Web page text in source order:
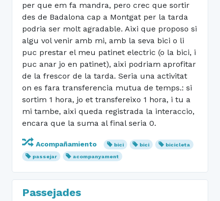
per que em fa mandra, pero crec que sortir
des de Badalona cap a Montgat per la tarda
podria ser molt agradable. Aixi que proposo si
algu vol venir amb mi, amb la seva bici o li
puc prestar el meu patinet electric (o la bici, i
puc anar jo en patinet), aixi podriam aprofitar
de la frescor de la tarda. Seria una activitat
on es fara transferencia mutua de temps.: si
sortim 1 hora, jo et transfereixo 1 hora, i tu a
mi tambe, aixi queda registrada la interaccio,
encara que la suma al final seria 0.
Acompañamiento bici bici
bicicleta
passejar
acompanyament
Passejades